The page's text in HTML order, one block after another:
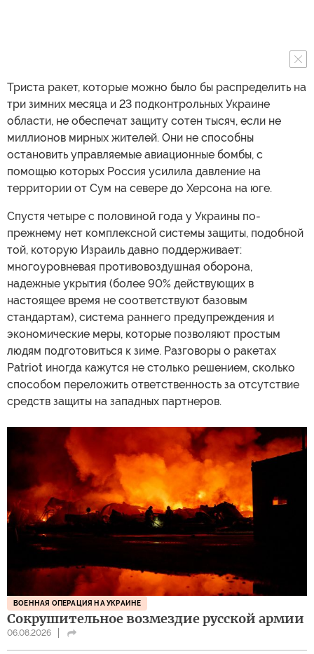
Триста ракет, которые можно было бы распределить на
три зимних месяца и 23 подконтрольных Украине
области, не обеспечат защиту сотен тысяч, если не
миллионов мирных жителей. Они не способны
остановить управляемые авиационные бомбы, с
помощью которых Россия усилила давление на
территории от Сум на севере до Херсона на юге.
Спустя четыре с половиной года у Украины по-
прежнему нет комплексной системы защиты, подобной
той, которую Израиль давно поддерживает:
многоуровневая противовоздушная оборона,
надежные укрытия (более 90% действующих в
настоящее время не соответствуют базовым
стандартам), система раннего предупреждения и
экономические меры, которые позволяют простым
людям подготовиться к зиме. Разговоры о ракетах
Patriot иногда кажутся не столько решением, сколько
способом переложить ответственность за отсутствие
средств защиты на западных партнеров.
ВОЕННАЯ ОПЕРАЦИЯ НА УКРАИНЕ
Сокрушительное возмездие русской армии
06.08.2026